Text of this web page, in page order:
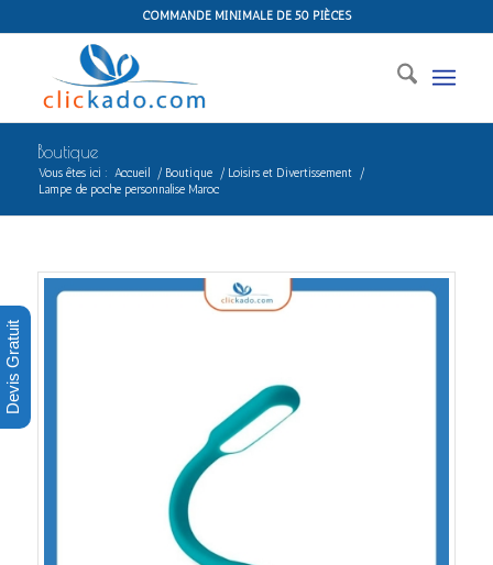
COMMANDE MINIMALE DE 50 PIÈCES
Boutique
Vous êtes ici : Accueil / Boutique / Loisirs et Divertissement
/
Lampe de poche personnalise Maroc
Devis Gratuit